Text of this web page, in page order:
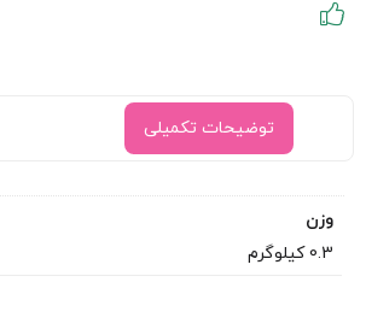
توضیحات تکمیلی
وزن
0.3 کیلوگرم